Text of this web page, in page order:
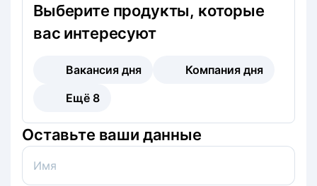
Выберите продукты, которые
вас интересуют
Вакансия дня
Компания дня
Ещё 8
Оставьте ваши данные
Имя